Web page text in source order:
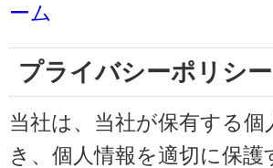
ーム
プライバシーポリシー
当社は、当社が保有する
き、個人情報を適切に保